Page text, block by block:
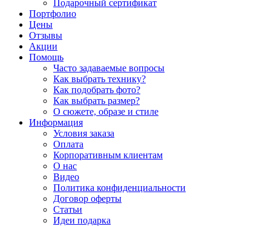
Подарочный сертификат
Портфолио
Цены
Отзывы
Акции
Помощь
Часто задаваемые вопросы
Как выбрать технику?
Как подобрать фото?
Как выбрать размер?
О сюжете, образе и стиле
Информация
Условия заказа
Оплата
Корпоративным клиентам
О нас
Видео
Политика конфиденциальности
Договор оферты
Статьи
Идеи подарка